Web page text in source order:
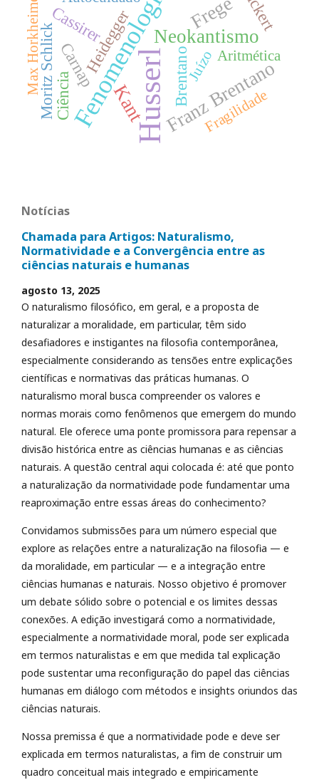
Husserl
FenomenologiaNeokantismo
Franz Brentano
Frege
Kant Brentano
Heidegger
Cassirer
Carnap
Moritz SchlickCiência Fragilidade
Juízo Aritmética
Max Horkheimer
Notícias
Chamada para Artigos: Naturalismo,
Normatividade e a Convergência entre as
ciências naturais e humanas
agosto 13, 2025
O naturalismo filosófico, em geral, e a proposta de
naturalizar a moralidade, em particular, têm sido
desafiadores e instigantes na filosofia contemporânea,
especialmente considerando as tensões entre explicações
científicas e normativas das práticas humanas. O
naturalismo moral busca compreender os valores e
normas morais como fenômenos que emergem do mundo
natural. Ele oferece uma ponte promissora para repensar a
divisão histórica entre as ciências humanas e as ciências
naturais. A questão central aqui colocada é: até que ponto
a naturalização da normatividade pode fundamentar uma
reaproximação entre essas áreas do conhecimento?
Convidamos submissões para um número especial que
explore as relações entre a naturalização na filosofia — e
da moralidade, em particular — e a integração entre
ciências humanas e naturais. Nosso objetivo é promover
um debate sólido sobre o potencial e os limites dessas
conexões. A edição investigará como a normatividade,
especialmente a normatividade moral, pode ser explicada
em termos naturalistas e em que medida tal explicação
pode sustentar uma reconfiguração do papel das ciências
humanas em diálogo com métodos e insights oriundos das
ciências naturais.
Nossa premissa é que a normatividade pode e deve ser
explicada em termos naturalistas, a fim de construir um
quadro conceitual mais integrado e empiricamente